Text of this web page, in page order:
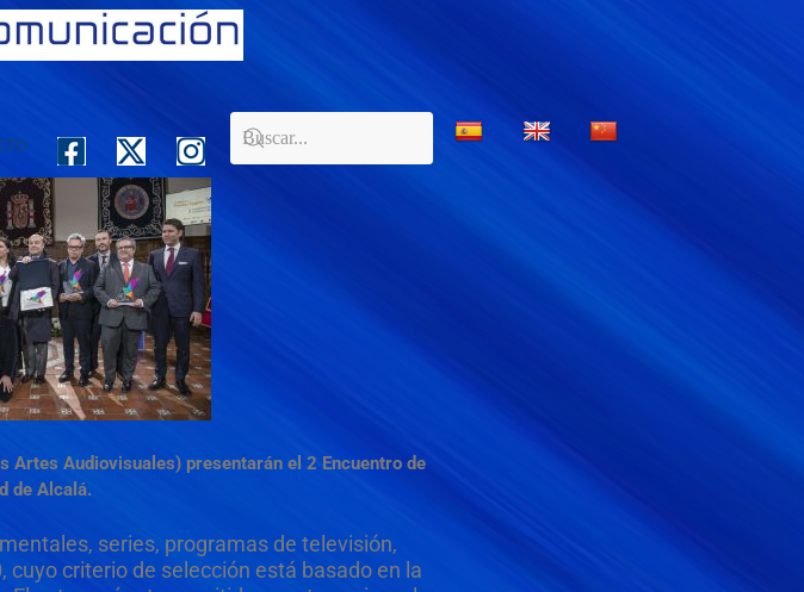
Artes Audiovisuales) presentarán el 2 Encuentro de
de Alcalá.
series, programas de televisión,
criterio de selección está basado en la